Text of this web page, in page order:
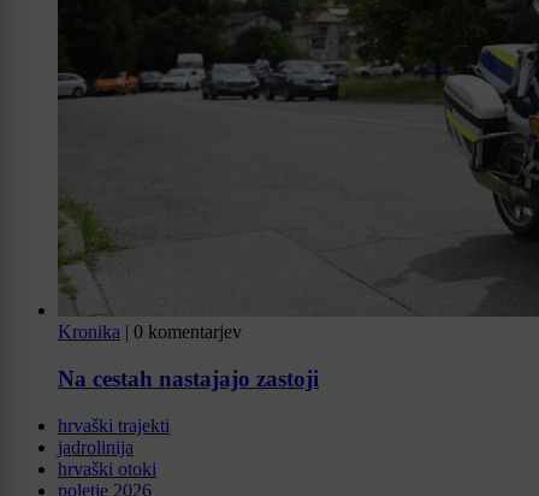
Kronika | 0 komentarjev
Na cestah nastajajo zastoji
hrvaški trajekti
jadrolinija
hrvaški otoki
poletje 2026